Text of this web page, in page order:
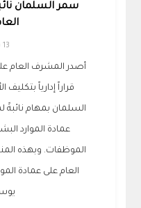
سمر السلمان
13 نوفمبر 2018
أصدر المشرف العام
قراراً إدارياً
السلمان بمهام
عمادة الموارد
الموظفات. وبهذه
العام على عمادة